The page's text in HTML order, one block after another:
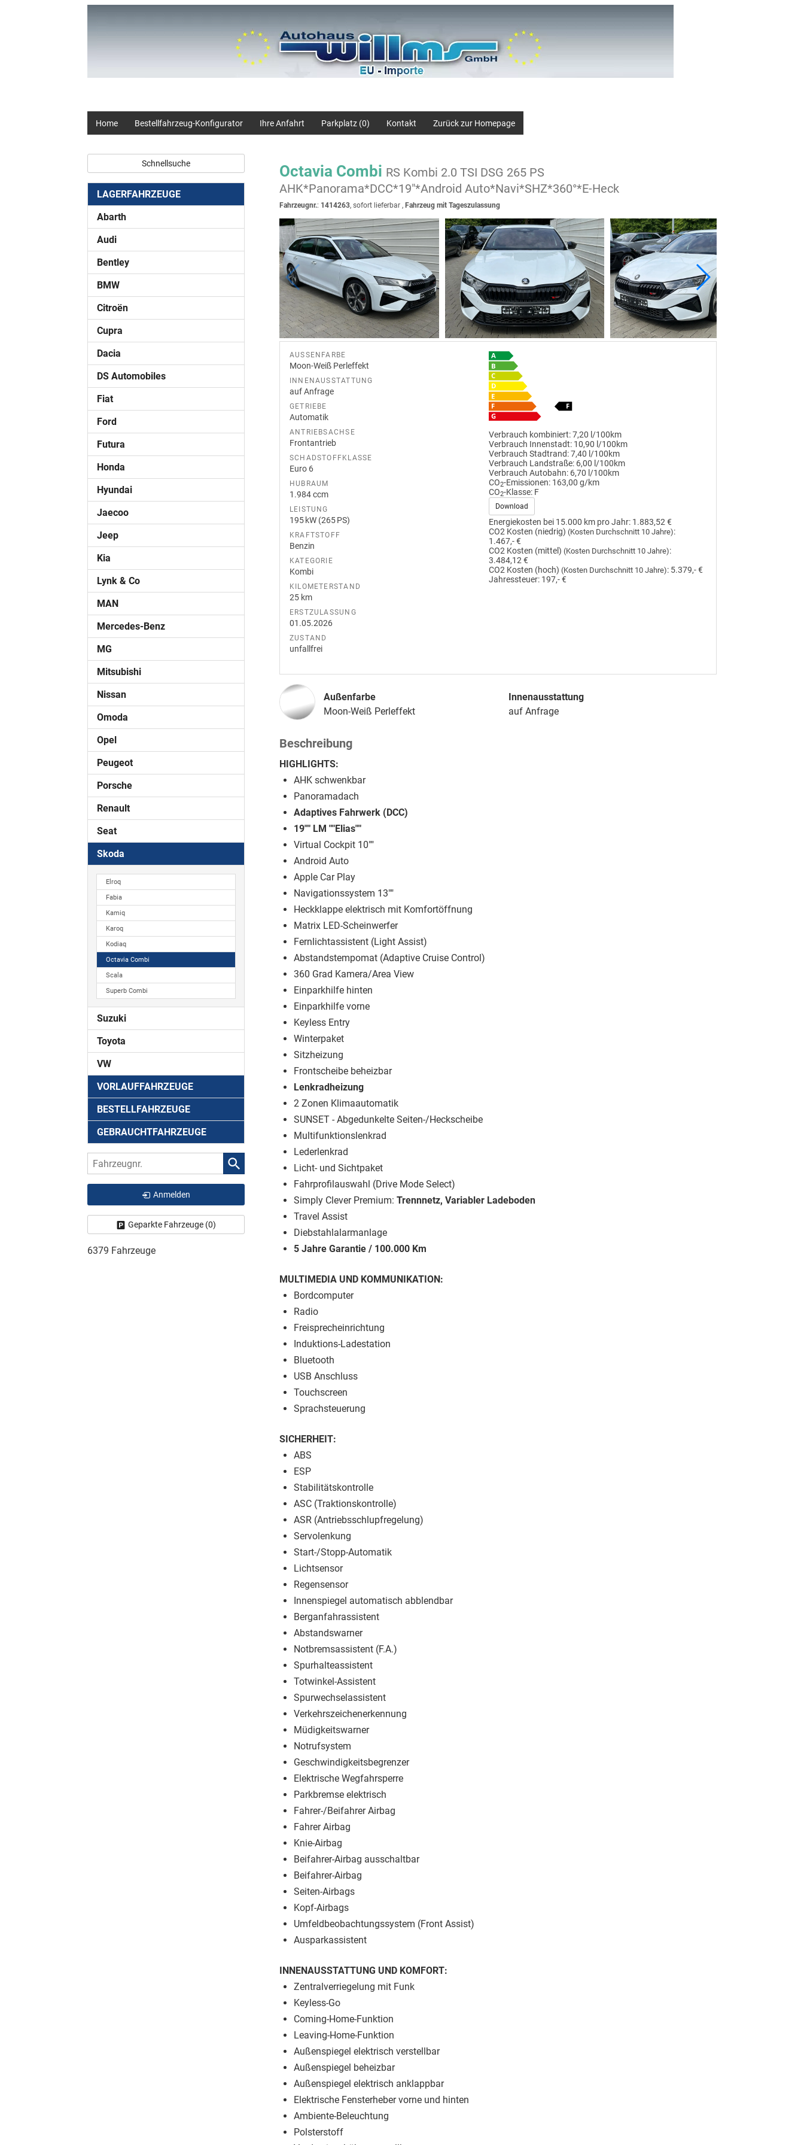
Home Bestellfahrzeug-Konfigurator Ihre Anfahrt Parkplatz (0) Kontakt Zurück zur Homepage
Octavia Combi RS Kombi 2.0 TSI DSG 265 PS
AHK*Panorama*DCC*19"*Android Auto*Navi*SHZ*360°*E-Heck
Fahrzeugnr.: 1414263, sofort lieferbar, Fahrzeug mit Tageszulassung
AUSSENFARBE
Moon-Weiß Perleffekt
INNENAUSSTATTUNG
auf Anfrage
GETRIEBE
Automatik
ANTRIEBSACHSE
Frontantrieb
SCHADSTOFFKLASSE
Euro 6
HUBRAUM
1.984 ccm
LEISTUNG
195 kW (265 PS)
KRAFTSTOFF
Benzin
KATEGORIE
Kombi
KILOMETERSTAND
25 km
ERSTZULASSUNG
01.05.2026
ZUSTAND
unfallfrei
Verbrauch kombiniert:7,20 l/100km
Verbrauch Innenstadt: 10,90 l/100km
Verbrauch Stadtrand:7,40 l/100km
Verbrauch Landstraße: 6,00 l/100km
Verbrauch Autobahn: 6,70 l/100km
CO2-Emissionen: 163,00 g/km
CO2-Klasse: F
Download
Energiekosten bei 15.000 km pro Jahr: 1.883,52 €
CO2 Kosten (niedrig)(Kosten Durchschnitt 10 Jahre):
1.467,- €
CO2 Kosten (mittel)(Kosten Durchschnitt 10 Jahre):
3.484,12 €
CO2 Kosten (hoch)(Kosten Durchschnitt 10 Jahre): 5.379,- €
Jahressteuer: 197,- €
Außenfarbe
Moon-Weiß Perleffekt
Innenausstattung
auf Anfrage
Beschreibung
HIGHLIGHTS:
AHK schwenkbar
Panoramadach
Adaptives Fahrwerk (DCC)
19"" LM ""Elias""
Virtual Cockpit 10""
Android Auto
Apple Car Play
Navigationssystem 13""
Heckklappe elektrisch mit Komfortöffnung
Matrix LED-Scheinwerfer
Fernlichtassistent (Light Assist)
Abstandstempomat (Adaptive Cruise Control)
360 Grad Kamera/Area View
Einparkhilfe hinten
Einparkhilfe vorne
Keyless Entry
Winterpaket
Sitzheizung
Frontscheibe beheizbar
Lenkradheizung
2 Zonen Klimaautomatik
SUNSET - Abgedunkelte Seiten-/Heckscheibe
Multifunktionslenkrad
Lederlenkrad
Licht- und Sichtpaket
Fahrprofilauswahl (Drive Mode Select)
Simply Clever Premium: Trennnetz, Variabler Ladeboden
Travel Assist
Diebstahlalarmanlage
5 Jahre Garantie / 100.000 Km
MULTIMEDIA UND KOMMUNIKATION:
Bordcomputer
Radio
Freisprecheinrichtung
Induktions-Ladestation
Bluetooth
USB Anschluss
Touchscreen
Sprachsteuerung
SICHERHEIT:
ABS
ESP
Stabilitätskontrolle
ASC (Traktionskontrolle)
ASR (Antriebsschlupfregelung)
Servolenkung
Start-/Stopp-Automatik
Lichtsensor
Regensensor
Innenspiegel automatisch abblendbar
Berganfahrassistent
Abstandswarner
Notbremsassistent (F.A.)
Spurhalteassistent
Totwinkel-Assistent
Spurwechselassistent
Verkehrszeichenerkennung
Müdigkeitswarner
Notrufsystem
Geschwindigkeitsbegrenzer
Elektrische Wegfahrsperre
Parkbremse elektrisch
Fahrer-/Beifahrer Airbag
Fahrer Airbag
Knie-Airbag
Beifahrer-Airbag ausschaltbar
Beifahrer-Airbag
Seiten-Airbags
Kopf-Airbags
Umfeldbeobachtungssystem (Front Assist)
Ausparkassistent
INNENAUSSTATTUNG UND KOMFORT:
Zentralverriegelung mit Funk
Keyless-Go
Coming-Home-Funktion
Leaving-Home-Funktion
Außenspiegel elektrisch verstellbar
Außenspiegel beheizbar
Außenspiegel elektrisch anklappbar
Elektrische Fensterheber vorne und hinten
Ambiente-Beleuchtung
Polsterstoff
Schnellsuche
LAGERFAHRZEUGE
Abarth
Audi
Bentley
BMW
Citroën
Cupra
Dacia
DS Automobiles
Fiat
Ford
Futura
Honda
Hyundai
Jaecoo
Jeep
Kia
Lynk & Co
MAN
Mercedes-Benz
MG
Mitsubishi
Nissan
Omoda
Opel
Peugeot
Porsche
Renault
Seat
Skoda
Elroq
Fabia
Kamiq
Karoq
Kodiaq
Octavia Combi
Scala
Superb Combi
Suzuki
Toyota
VW
VORLAUFFAHRZEUGE
BESTELLFAHRZEUGE
GEBRAUCHTFAHRZEUGE
Fahrzeugnr.
Anmelden
Geparkte Fahrzeuge (0)
6379 Fahrzeuge